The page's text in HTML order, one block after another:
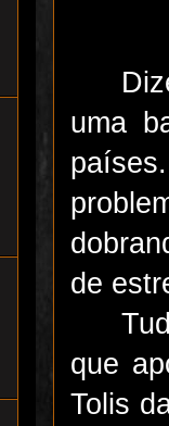
uma
de
que
Tolis